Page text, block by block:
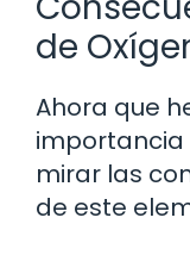
de
Ahora que
importancia
mirar las
de este